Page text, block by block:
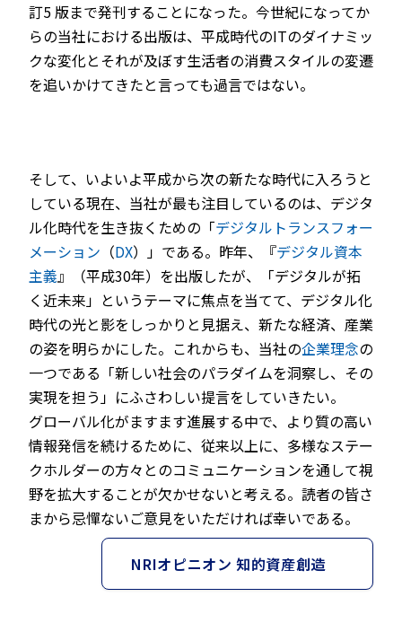
訂5 版まで発刊することになった。今世紀になってか
らの当社における出版は、平成時代のITのダイナミッ
クな変化とそれが及ぼす生活者の消費スタイルの変遷
を追いかけてきたと言っても過言ではない。
そして、いよいよ平成から次の新たな時代に入ろうと
している現在、当社が最も注目しているのは、デジタ
ル化時代を生き抜くための「デジタルトランスフォー
メーション （DX）」である。昨年、『デジタル資本
主義』（平成30年）を出版したが、「デジタルが拓
く近未来」というテーマに焦点を当てて、デジタル化
時代の光と影をしっかりと見据え、新たな経済、産業
の姿を明らかにした。これからも、当社の企業理念の
一つである「新しい社会のパラダイムを洞察し、その
実現を担う」にふさわしい提言をしていきたい。
グローバル化がますます進展する中で、より質の高い
情報発信を続けるために、従来以上に、多様なステー
クホルダーの方々とのコミュニケーションを通して視
野を拡大することが欠かせないと考える。読者の皆さ
まから忌憚ないご意見をいただければ幸いである。
NRIオピニオン 知的資産創造